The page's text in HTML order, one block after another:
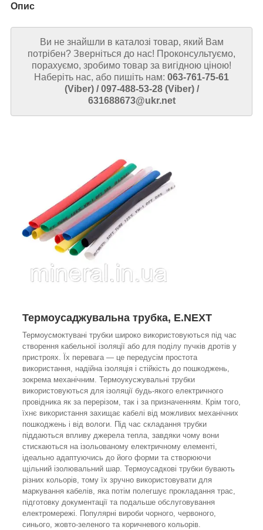
Опис
Ви не знайшли в каталозі товар, який Вам
потрібен? Зверніться до нас! Проконсультуємо,
порахуємо, зробимо товар за вигідною ціною!
Наберіть нас, або пишіть нам: 063-761-75-61
(Viber) / 097-488-53-28 (Viber) /
631688673@ukr.net
Термоусаджувальна трубка, E.NEXT
Термоусмоктувані трубки широко використовуються під час
створення кабельної ізоляції або для поділу пучків дротів у
пристроях. Їх перевага — це передусім простота
використання, надійна ізоляція і стійкість до пошкоджень,
зокрема механічним. Термоукусжувальні трубки
використовуються для ізоляції будь-якого електричного
провідника як за перерізом, так і за призначенням. Крім того,
їхнє використання захищає кабелі від можливих механічних
пошкоджень і від вологи. Під час складання трубки
піддаються впливу джерела тепла, завдяки чому вони
стискаються на ізольованому електричному елементі,
ідеально адаптуючись до його форми та створюючи
щільний ізолювальний шар. Термоусадкові трубки бувають
різних кольорів, тому їх зручно використовувати для
маркування кабелів, яка потім полегшує прокладання трас,
підготовку документації та подальше обслуговування
електромережі. Популярні вироби чорного, червоного,
синього, жовто-зеленого та коричневого кольорів.